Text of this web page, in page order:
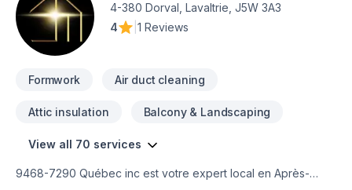
4-380 Dorval, Lavaltrie, J5W 3A3
4
1 Reviews
Formwork Air duct cleaning
Attic insulation Balcony & Landscaping
View all 70 services
9468-7290 Québec inc est votre expert local en Après-